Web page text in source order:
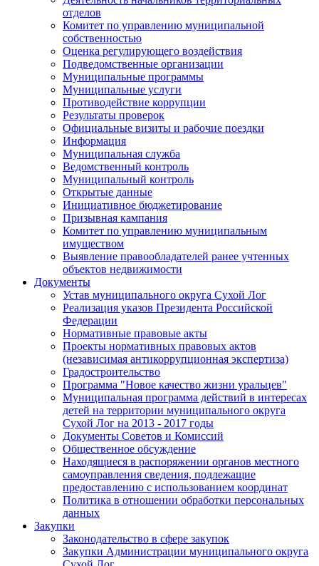
отделов
Комитет по управлению муниципальной
собственностью
Оценка регулирующего воздействия
Подведомственные организации
Муниципальные программы
Муниципальные услуги
Противодействие коррупции
Результаты проверок
Официальные визиты и рабочие поездки
Информация
Муниципальная служба
Ведомственный контроль
Муниципальный контроль
Открытые данные
Инициативное бюджетирование
Призывная кампания
Комитет по управлению муниципальным
имуществом
Выявление правообладателей ранее учтенных
объектов недвижимости
Документы
Устав муниципального округа Сухой Лог
Реализация указов Президента Российской
Федерации
Нормативные правовые акты
Проекты нормативных правовых актов
(независимая антикоррупционная экспертиза)
Градостроительство
Программа "Новое качество жизни уральцев"
Муниципальная программа действий в интересах
детей на территории муниципального округа
Сухой Лог на 2013 - 2017 годы
Документы Советов и Комиссий
Общественное обсуждение
Находящиеся в распоряжении органов местного
самоуправления сведения, подлежащие
предоставлению с использованием координат
Политика в отношении обработки персональных
данных
Закупки
Законодательство в сфере закупок
Закупки Администрации муниципального округа